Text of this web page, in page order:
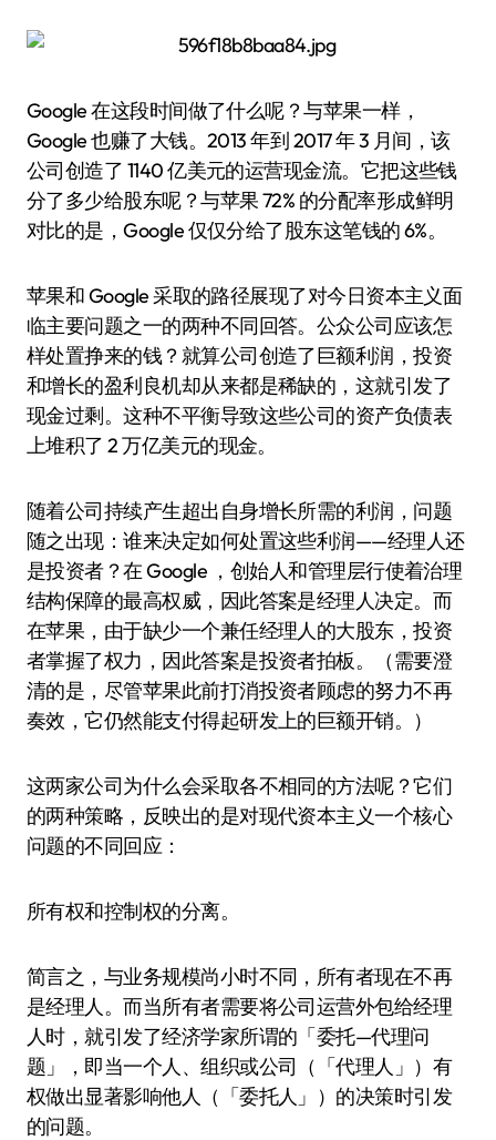
Google 在这段时间做了什么呢？与苹果一样，
Google 也赚了大钱。2013 年到 2017 年 3 月间，该
公司创造了 1140 亿美元的运营现金流。它把这些钱
分了多少给股东呢？与苹果 72% 的分配率形成鲜明
对比的是，Google 仅仅分给了股东这笔钱的 6%。
苹果和 Google 采取的路径展现了对今日资本主义面
临主要问题之一的两种不同回答。公众公司应该怎
样处置挣来的钱？就算公司创造了巨额利润，投资
和增长的盈利良机却从来都是稀缺的，这就引发了
现金过剩。这种不平衡导致这些公司的资产负债表
上堆积了 2 万亿美元的现金。
随着公司持续产生超出自身增长所需的利润，问题
随之出现：谁来决定如何处置这些利润——经理人还
是投资者？在 Google ，创始人和管理层行使着治理
结构保障的最高权威，因此答案是经理人决定。而
在苹果，由于缺少一个兼任经理人的大股东，投资
者掌握了权力，因此答案是投资者拍板。（需要澄
清的是，尽管苹果此前打消投资者顾虑的努力不再
奏效，它仍然能支付得起研发上的巨额开销。）
这两家公司为什么会采取各不相同的方法呢？它们
的两种策略，反映出的是对现代资本主义一个核心
问题的不同回应：
所有权和控制权的分离。
简言之，与业务规模尚小时不同，所有者现在不再
是经理人。而当所有者需要将公司运营外包给经理
人时，就引发了经济学家所谓的「委托—代理问
题」，即当一个人、组织或公司（「代理人」）有
权做出显著影响他人（「委托人」）的决策时引发
的问题。